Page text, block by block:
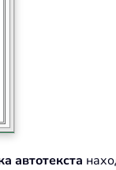
автотекста